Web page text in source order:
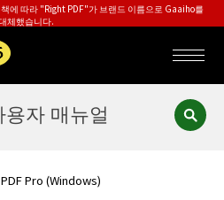
에 따라 "Right PDF"가 브랜드 이름으로 Gaaiho를
체했습니다.
자 매뉴얼
Pro (Windows)